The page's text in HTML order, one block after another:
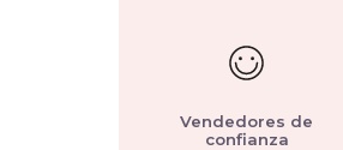
Vendedores de
confianza